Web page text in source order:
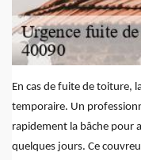
En cas de fuite de toiture,
temporaire. Un
rapidement la bâche pour
quelques jours. Ce